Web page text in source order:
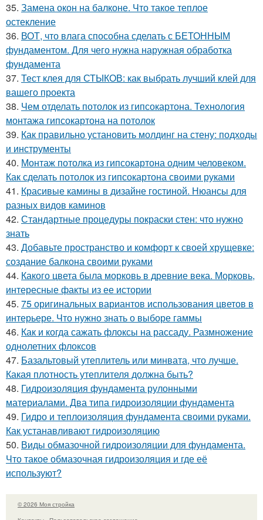
35. Замена окон на балконе. Что такое теплое
остекление
36. ВОТ, что влага способна сделать с БЕТОННЫМ
фундаментом. Для чего нужна наружная обработка
фундамента
37. Тест клея для СТЫКОВ: как выбрать лучший клей для
вашего проекта
38. Чем отделать потолок из гипсокартона. Технология
монтажа гипсокартона на потолок
39. Как правильно установить молдинг на стену: подходы
и инструменты
40. Монтаж потолка из гипсокартона одним человеком.
Как сделать потолок из гипсокартона своими руками
41. Красивые камины в дизайне гостиной. Нюансы для
разных видов каминов
42. Стандартные процедуры покраски стен: что нужно
знать
43. Добавьте пространство и комфорт к своей хрущевке:
создание балкона своими руками
44. Какого цвета была морковь в древние века. Морковь,
интересные факты из ее истории
45. 75 оригинальных вариантов использования цветов в
интерьере. Что нужно знать о выборе гаммы
46. Как и когда сажать флоксы на рассаду. Размножение
однолетних флоксов
47. Базальтовый утеплитель или минвата, что лучше.
Какая плотность утеплителя должна быть?
48. Гидроизоляция фундамента рулонными
материалами. Два типа гидроизоляции фундамента
49. Гидро и теплоизоляция фундамента своими руками.
Как устанавливают гидроизоляцию
50. Виды обмазочной гидроизоляции для фундамента.
Что такое обмазочная гидроизоляция и где её
используют?
© 2026 Моя стройка